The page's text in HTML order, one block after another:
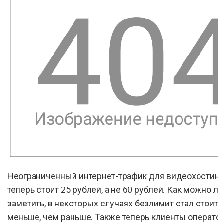
Неограниченный интернет-трафик для
теперь стоит 25 рублей, а не 60 рублей. Как можно
заметить, в некоторых случаях безлимит стал
меньше, чем раньше. Также теперь клиенты